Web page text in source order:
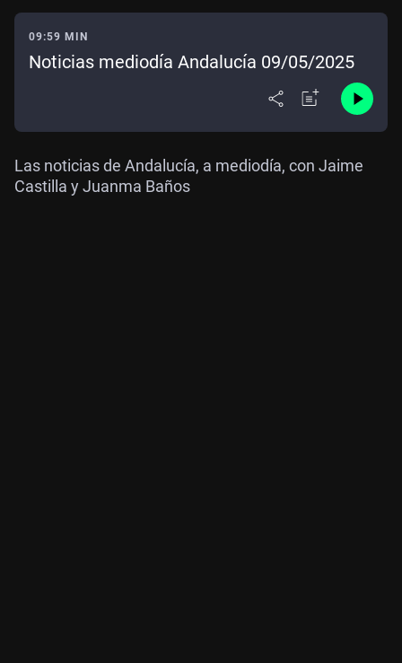
09:59 MIN
Noticias mediodía Andalucía 09/05/2025
Las noticias de Andalucía, a mediodía, con Jaime
Castilla y Juanma Baños